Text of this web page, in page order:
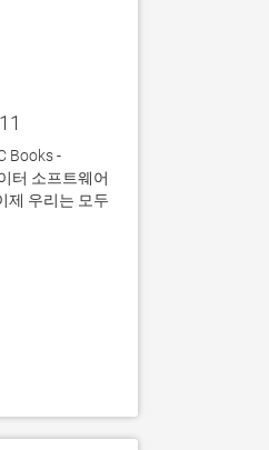
Books -
터 소프트웨어
제 우리는 모두